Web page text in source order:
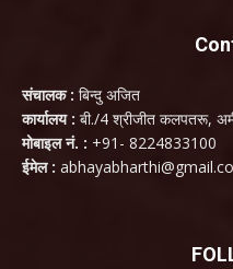
संचालक : बिन्दु अजित
कार्यालय : बी./4 श्रीजीत कलपतरू,
मोबाइल नं. : +91- 8224833100
ईमेल :